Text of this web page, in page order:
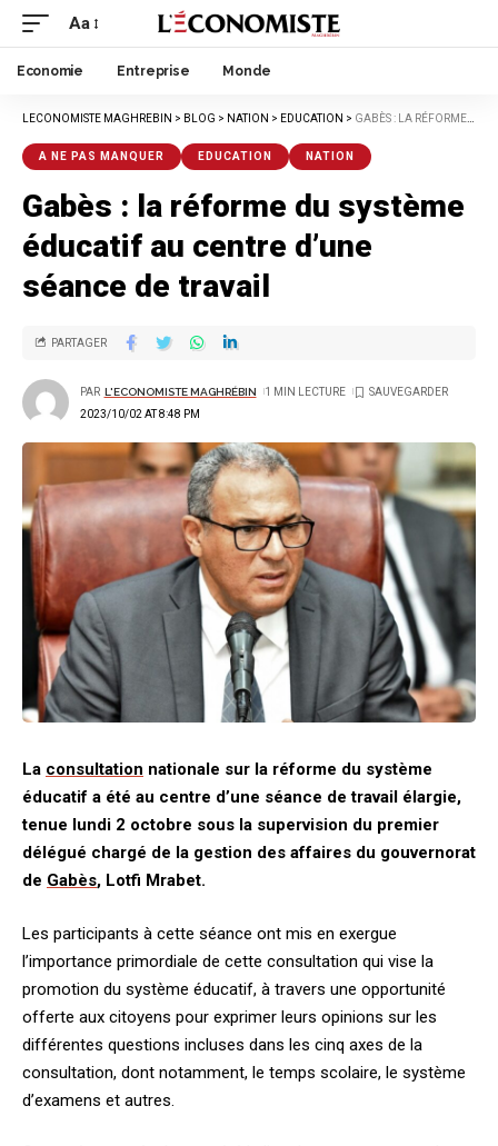
Aa
Economie Entreprise Monde
LECONOMISTE MAGHREBIN > BLOG > NATION > EDUCATION > GABÈS : LA RÉFORME DU SYSTÈME ÉDUCATIF AU CENTRE D’UNE SÉANCE DE TRAVAIL
A NE PAS MANQUER EDUCATION NATION
Gabès : la réforme du système
éducatif au centre d’une
séance de travail
2023/10/02 AT 8:48 PM
PAR L'ECONOMISTE MAGHRÉBIN 1 MIN LECTURE
PARTAGER
La consultation nationale sur la réforme du système
éducatif a été au centre d’une séance de travail élargie,
tenue lundi 2 octobre sous la supervision du premier
délégué chargé de la gestion des affaires du gouvernorat
de Gabès, Lotfi Mrabet.
Les participants à cette séance ont mis en exergue
l’importance primordiale de cette consultation qui vise la
promotion du système éducatif, à travers une opportunité
offerte aux citoyens pour exprimer leurs opinions sur les
différentes questions incluses dans les cinq axes de la
consultation, dont notamment, le temps scolaire, le système
d’examens et autres.